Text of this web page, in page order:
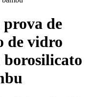
de
de vidro
borosilicato